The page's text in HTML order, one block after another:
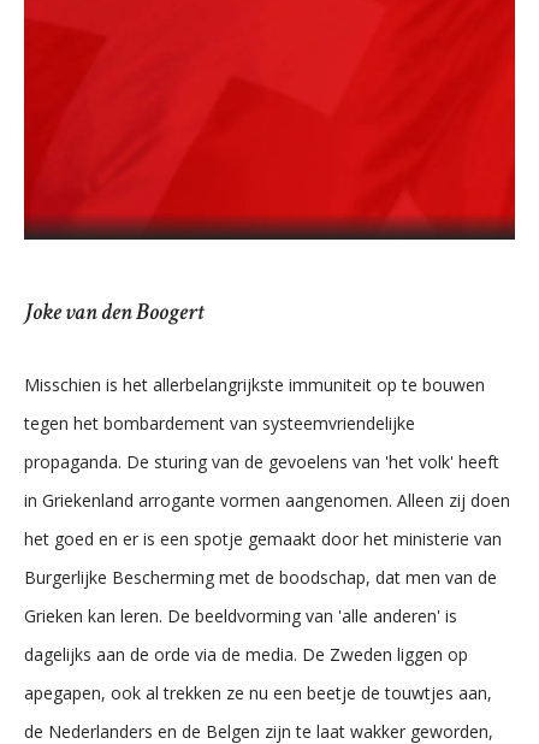
Joke van den Boogert
Misschien is het allerbelangrijkste immuniteit op te bouwen
tegen het bombardement van systeemvriendelijke
propaganda. De sturing van de gevoelens van 'het volk' heeft
in Griekenland arrogante vormen aangenomen. Alleen zij doen
het goed en er is een spotje gemaakt door het ministerie van
Burgerlijke Bescherming met de boodschap, dat men van de
Grieken kan leren. De beeldvorming van 'alle anderen' is
dagelijks aan de orde via de media. De Zweden liggen op
apegapen, ook al trekken ze nu een beetje de touwtjes aan,
de Nederlanders en de Belgen zijn te laat wakker geworden,